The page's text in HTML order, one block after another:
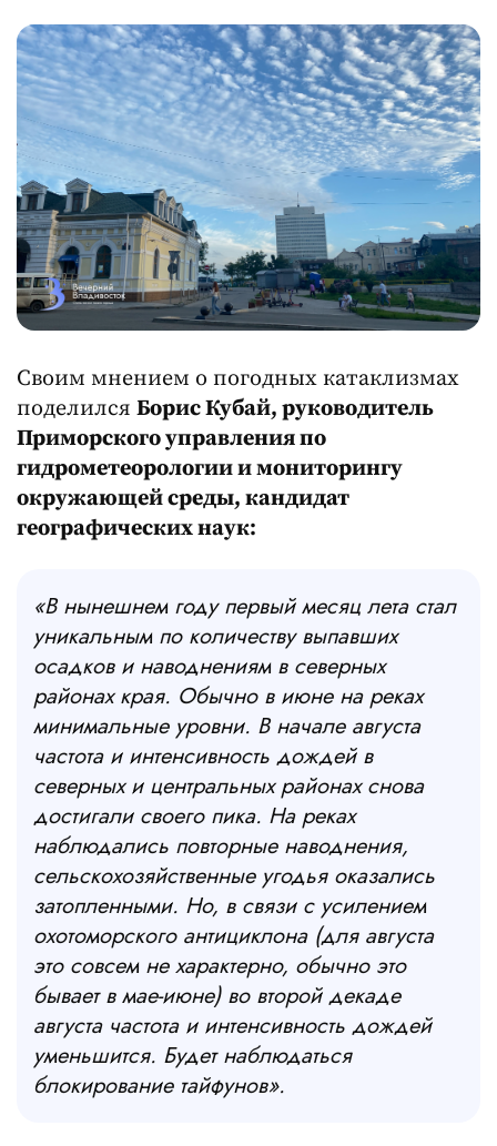
Своим мнением о погодных катаклизмах
поделился Борис Кубай, руководитель
Приморского управления по
гидрометеорологии и мониторингу
окружающей среды, кандидат
географических наук:
«В нынешнем году первый месяц лета стал
уникальным по количеству выпавших
осадков и наводнениям в северных
районах края. Обычно в июне на реках
минимальные уровни. В начале августа
частота и интенсивность дождей в
северных и центральных районах снова
достигали своего пика. На реках
наблюдались повторные наводнения,
сельскохозяйственные угодья оказались
затопленными. Но, в связи с усилением
охотоморского антициклона (для августа
это совсем не характерно, обычно это
бывает в мае-июне) во второй декаде
августа частота и интенсивность дождей
уменьшится. Будет наблюдаться
блокирование тайфунов».